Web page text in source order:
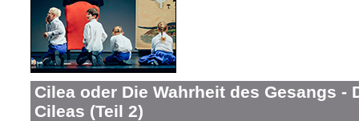
Cilea oder Die Wahrheit des Gesangs -
Cileas (Teil 2)